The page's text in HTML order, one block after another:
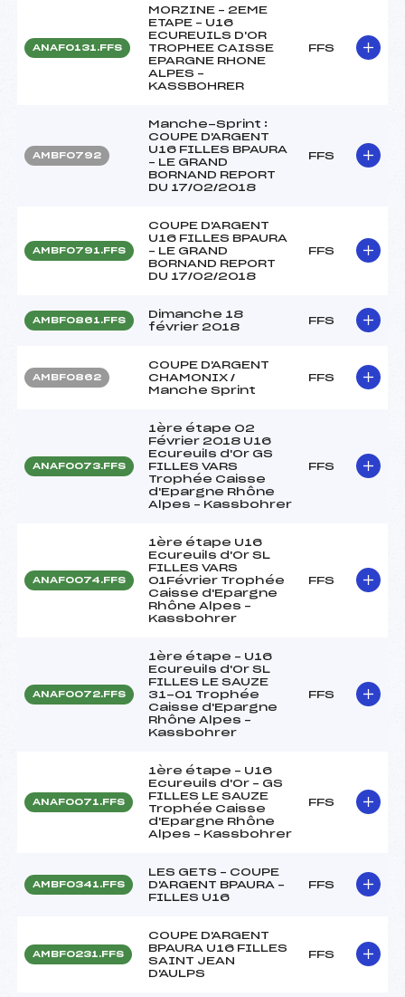
ANAF0131.FFS
MORZINE – 2EME
ETAPE – U16
ECUREUILS D'OR
TROPHEE CAISSE
EPARGNE RHONE
ALPES –
KASSBOHRER
FFS
AMBF0792
Manche-Sprint :
COUPE D'ARGENT
U16 FILLES BPAURA
– LE GRAND
BORNAND REPORT
DU 17/02/2018
FFS
AMBF0791.FFS
COUPE D'ARGENT
U16 FILLES BPAURA
– LE GRAND
BORNAND REPORT
DU 17/02/2018
FFS
AMBF0861.FFS
Dimanche 18
février 2018
FFS
AMBF0862
COUPE D'ARGENT
CHAMONIX /
Manche Sprint
FFS
ANAF0073.FFS
1ère étape 02
Février 2018 U16
Ecureuils d'Or GS
FILLES VARS
Trophée Caisse
d'Epargne Rhône
Alpes – Kassbohrer
FFS
ANAF0074.FFS
1ère étape U16
Ecureuils d'Or SL
FILLES VARS
01Février Trophée
Caisse d'Epargne
Rhône Alpes –
Kassbohrer
FFS
ANAF0072.FFS
1ère étape – U16
Ecureuils d'Or SL
FILLES LE SAUZE
31-01 Trophée
Caisse d'Epargne
Rhône Alpes –
Kassbohrer
FFS
ANAF0071.FFS
1ère étape – U16
Ecureuils d'Or – GS
FILLES LE SAUZE
Trophée Caisse
d'Epargne Rhône
Alpes – Kassbohrer
FFS
AMBF0341.FFS
LES GETS – COUPE
D'ARGENT BPAURA –
FILLES U16
FFS
AMBF0231.FFS
COUPE D'ARGENT
BPAURA U16 FILLES
SAINT JEAN
D'AULPS
FFS